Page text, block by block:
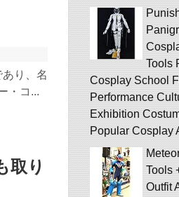
り、名
・コ...
取り
Tools
Cosplay School
Performance
Exhibition
Popular Cosplay
Tools
Outfit